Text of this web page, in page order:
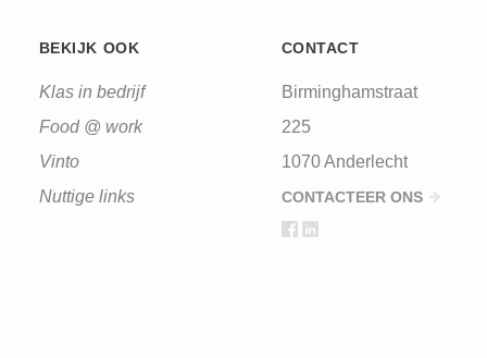
BEKIJK OOK
Klas in bedrijf
Food @ work
Vinto
Nuttige links
CONTACT
Birminghamstraat
225
1070 Anderlecht
CONTACTEER ONS